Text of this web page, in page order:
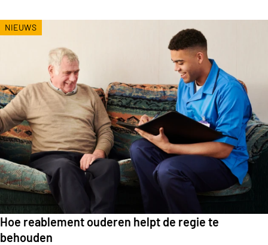
Hoe reablement ouderen helpt de regie te
behouden
NIEUWS